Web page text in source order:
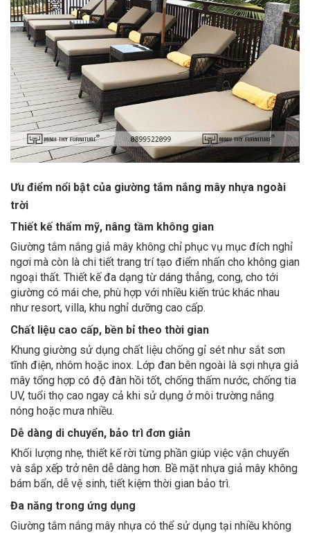
Ưu điểm nổi bật của giường tắm nắng mây nhựa ngoài
trời
Thiết kế thẩm mỹ, nâng tầm không gian
Giường tắm nắng giả mây không chỉ phục vụ mục đích nghỉ
ngơi mà còn là chi tiết trang trí tạo điểm nhấn cho không gian
ngoại thất. Thiết kế đa dạng từ dáng thẳng, cong, cho tới
giường có mái che, phù hợp với nhiều kiến trúc khác nhau
như resort, villa, khu nghỉ dưỡng cao cấp.
Chất liệu cao cấp, bền bỉ theo thời gian
Khung giường sử dụng chất liệu chống gỉ sét như sắt sơn
tĩnh điện, nhôm hoặc inox. Lớp đan bên ngoài là sợi nhựa giả
mây tổng hợp có độ đàn hồi tốt, chống thấm nước, chống tia
UV, tuổi thọ cao ngay cả khi sử dụng ở môi trường nắng
nóng hoặc mưa nhiều.
Dễ dàng di chuyển, bảo trì đơn giản
Khối lượng nhẹ, thiết kế rời từng phần giúp việc vận chuyển
và sắp xếp trở nên dễ dàng hơn. Bề mặt nhựa giả mây không
bám bẩn, dễ vệ sinh, tiết kiệm thời gian bảo trì.
Đa năng trong ứng dụng
Giường tắm nắng mây nhựa có thể sử dụng tại nhiều không